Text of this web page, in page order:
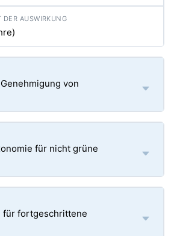
von
für nicht grüne
für fortgeschrittene